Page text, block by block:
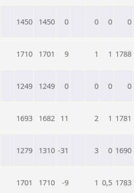
1450 1450 0 0 0 0
1710 1701 9 1 1 1788
1249 1249 0 0 0 0
1693 1682 11 2 1 1781
1279 1310 -31 3 0 1690
1701 1710 -9 1 0,5 1783